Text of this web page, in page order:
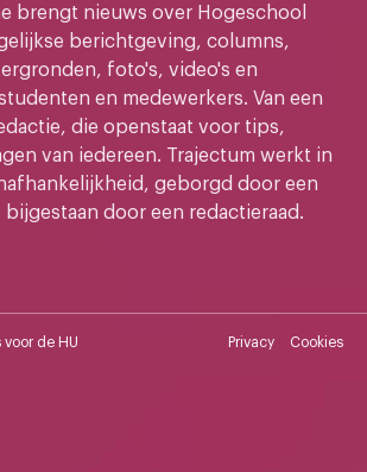
brengt nieuws over Hogeschool
berichtgeving, columns,
foto's, video's en
en medewerkers. Van een
die openstaat voor tips,
van iedereen. Trajectum werkt in
geborgd door een
door een redactieraad.
de HU Privacy Cookies